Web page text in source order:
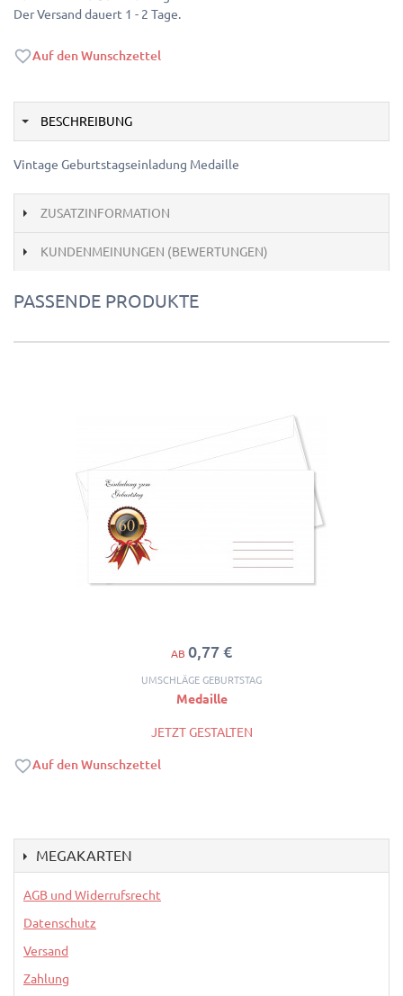
Der Versand dauert 1 - 2 Tage.
Auf den Wunschzettel
BESCHREIBUNG
Vintage Geburtstagseinladung Medaille
ZUSATZINFORMATION
KUNDENMEINUNGEN (BEWERTUNGEN)
PASSENDE PRODUKTE
AB 0,77 €
UMSCHLÄGE GEBURTSTAG
Medaille
JETZT GESTALTEN
Auf den Wunschzettel
MEGAKARTEN
AGB und Widerrufsrecht
Datenschutz
Versand
Zahlung